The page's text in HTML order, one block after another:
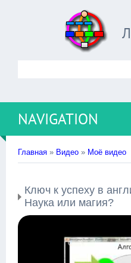
NAVIGATION
Главная » Видео » Моё видео
Ключ к успеху в
Наука или магия?